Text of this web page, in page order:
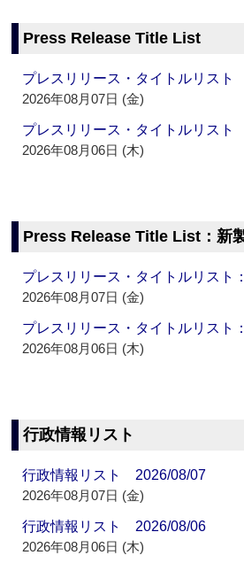
Press Release Title List
プレスリリース・タイトルリス
2026年08月07日 (金)
プレスリリース・タイトルリス
2026年08月06日 (木)
Press Release Title List：新
プレスリリース・タイトルリス
2026年08月07日 (金)
プレスリリース・タイトルリス
2026年08月06日 (木)
行政情報リスト
行政情報リスト 2026/08/07
2026年08月07日 (金)
行政情報リスト 2026/08/06
2026年08月06日 (木)